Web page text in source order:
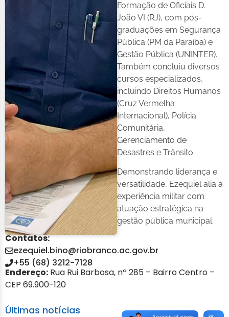
Formação de Oficiais D.
João VI (RJ), com pós-
graduações em Segurança
Pública (PM da Paraíba) e
Gestão Pública (UNINTER).
Também concluiu diversos
cursos especializados,
incluindo Direitos Humanos
(Cruz Vermelha
Internacional), Polícia
Comunitária,
Gerenciamento de
Desastres e Trânsito.
Demonstrando liderança e
versatilidade, Ezequiel alia a
experiência militar com
atuação estratégica na
gestão pública municipal.
Contatos:
ezequiel.bino@riobranco.ac.gov.br
+55 (68) 3212-7128
Endereço: Rua Rui Barbosa, nº 285 – Bairro Centro –
CEP 69.900-120
Últimas notícias